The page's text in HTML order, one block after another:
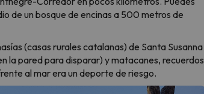
de un bosque de encinas a 500 metros de
(casas rurales catalanas) de Santa Susanna
la pared para disparar) y matacanes, recuerdos
al mar era un deporte de riesgo.